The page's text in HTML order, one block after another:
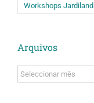
Workshops Jardiland
Arquivos
Arquivos